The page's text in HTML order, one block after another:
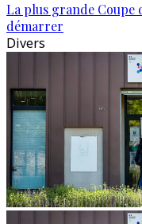
La plus grande Coupe
démarrer
Divers